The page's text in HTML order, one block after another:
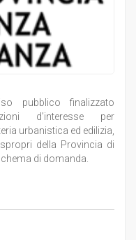
pubblico finalizzato
d’interesse per
urbanistica ed edilizia,
della Provincia di
di domanda.